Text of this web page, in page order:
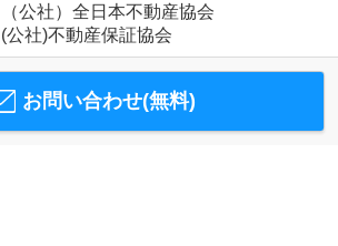
（公社）全日本不動産協会
(公社)不動産保証協会
お問い合わせ(無料)